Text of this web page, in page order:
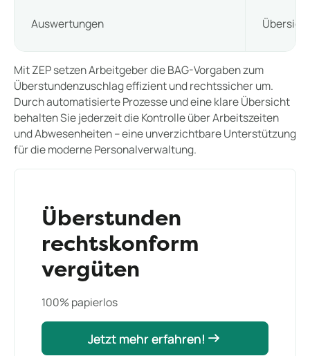
Auswertungen
Mit ZEP setzen Arbeitgeber die BAG-Vorgaben zum
Überstundenzuschlag effizient und rechtssicher um.
Durch automatisierte Prozesse und eine klare Übersicht
behalten Sie jederzeit die Kontrolle über Arbeitszeiten
und Abwesenheiten – eine unverzichtbare Unterstützung
für die moderne Personalverwaltung.
Überstunden
rechtskonform
vergüten
100% papierlos
Jetzt mehr erfahren!
Jetzt mehr erfahren!